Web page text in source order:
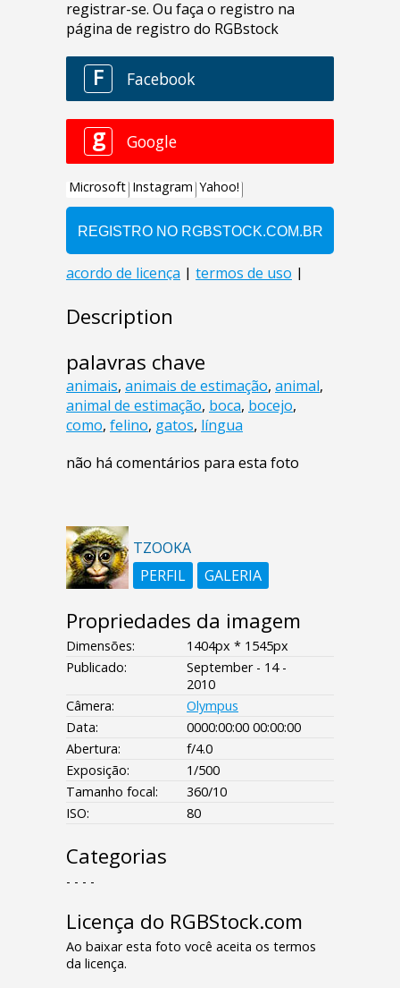
Description
palavras chave
animais, animais de estimação, animal,
animal de estimação, boca, bocejo,
como, felino, gatos, língua
não há comentários para esta foto
TZOOKA
PERFIL
GALERIA
Propriedades da imagem
Dimensões:
1404px * 1545px
Publicado:
September - 14 -
2010
Câmera:
Olympus
Data:
0000:00:00 00:00:00
Abertura:
f/4.0
Exposição:
1/500
Tamanho focal:
360/10
ISO:
80
Categorias
- - - -
Licença do RGBStock.com
Ao baixar esta foto você aceita os termos
da licença.